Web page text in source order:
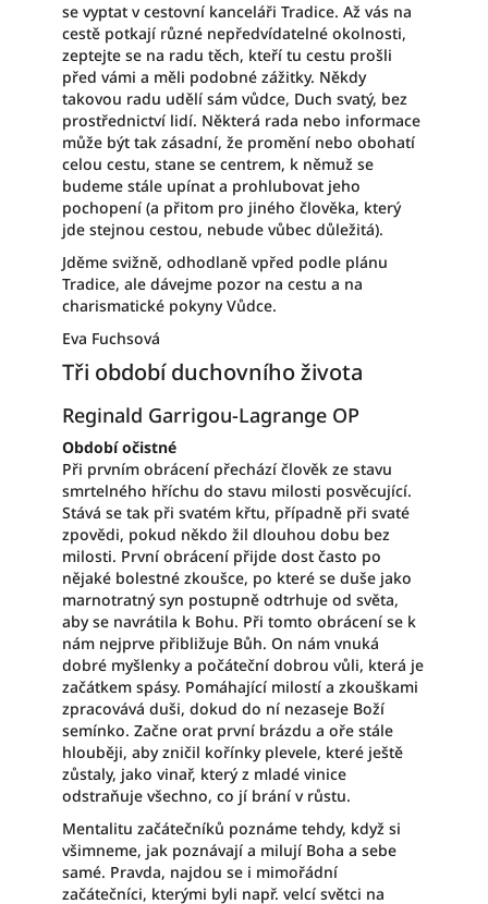
se vyptat v cestovní kanceláři Tradice. Až vás na
cestě potkají různé nepředvídatelné okolnosti,
zeptejte se na radu těch, kteří tu cestu prošli
před vámi a měli podobné zážitky. Někdy
takovou radu udělí sám vůdce, Duch svatý, bez
prostřednictví lidí. Některá rada nebo informace
může být tak zásadní, že promění nebo obohatí
celou cestu, stane se centrem, k němuž se
budeme stále upínat a prohlubovat jeho
pochopení (a přitom pro jiného člověka, který
jde stejnou cestou, nebude vůbec důležitá).
Jděme svižně, odhodlaně vpřed podle plánu
Tradice, ale dávejme pozor na cestu a na
charismatické pokyny Vůdce.
Eva Fuchsová
Tři období duchovního života
Reginald Garrigou-Lagrange OP
Období očistné
Při prvním obrácení přechází člověk ze stavu
smrtelného hříchu do stavu milosti posvěcující.
Stává se tak při svatém křtu, případně při svaté
zpovědi, pokud někdo žil dlouhou dobu bez
milosti. První obrácení přijde dost často po
nějaké bolestné zkoušce, po které se duše jako
marnotratný syn postupně odtrhuje od světa,
aby se navrátila k Bohu. Při tomto obrácení se k
nám nejprve přibližuje Bůh. On nám vnuká
dobré myšlenky a počáteční dobrou vůli, která je
začátkem spásy. Pomáhající milostí a zkouškami
zpracovává duši, dokud do ní nezaseje Boží
semínko. Začne orat první brázdu a oře stále
hlouběji, aby zničil kořínky plevele, které ještě
zůstaly, jako vinař, který z mladé vinice
odstraňuje všechno, co jí brání v růstu.
Mentalitu začátečníků poznáme tehdy, když si
všimneme, jak poznávají a milují Boha a sebe
samé. Pravda, najdou se i mimořádní
začátečníci, kterými byli např. velcí světci na